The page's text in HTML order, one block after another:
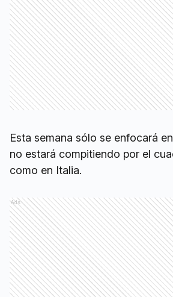
Esta semana sólo se enfocará
no estará compitiendo por el
como en Italia.
Ads